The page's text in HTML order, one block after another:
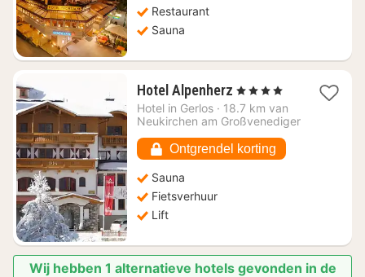
Restaurant
Sauna
Hotel Alpenherz 1
nacht
vanaf
138,60
, 4 Sterren
Hotel in Gerlos · 18.7 km van
Neukirchen am Großvenediger
Ontgrendel korting
Sauna
Fietsverhuur
Lift
Wij hebben 1 alternatieve hotels gevonden in de